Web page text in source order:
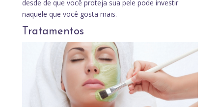
desde de que você proteja sua pele pode investir
naquele que você gosta mais.
Tratamentos